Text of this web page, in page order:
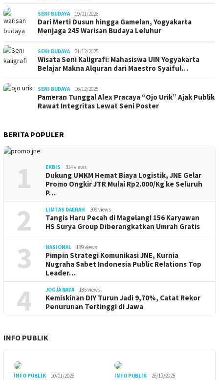
SENI BUDAYA 19/01/2026
Dari Merti Dusun hingga Gamelan, Yogyakarta
Menjaga 245 Warisan Budaya Leluhur
SENI BUDAYA 31/12/2025
Wisata Seni Kaligrafi: Mahasiswa UIN Yogyakarta
Belajar Makna Alquran dari Maestro Syaiful…
SENI BUDAYA 16/12/2025
Pameran Tunggal Alex Pracaya “Ojo Urik” Ajak Publik
Rawat Integritas Lewat Seni Poster
BERITA POPULER
1 EKBIS 314 views
Dukung UMKM Hemat Biaya Logistik, JNE Gelar
Promo Ongkir JTR Mulai Rp2.000/Kg ke Seluruh
P…
2 LINTAS DAERAH 309 views
Tangis Haru Pecah di Magelang! 156 Karyawan
HS Surya Group Diberangkatkan Umrah Gratis
3 NASIONAL 189 views
Pimpin Strategi Komunikasi JNE, Kurnia
Nugraha Sabet Indonesia Public Relations Top
Leader…
4 JOGJA RAYA 185 views
Kemiskinan DIY Turun Jadi 9,70%, Catat Rekor
Penurunan Tertinggi di Jawa
INFO PUBLIK
INFO PUBLIK 10/01/2026 INFO PUBLIK 26/12/2025